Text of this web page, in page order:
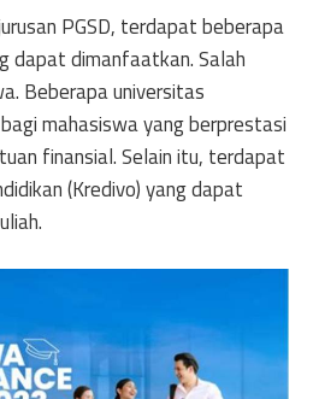
PGSD, terdapat beberapa
dapat dimanfaatkan. Salah
Beberapa universitas
mahasiswa yang berprestasi
finansial. Selain itu, terdapat
(Kredivo) yang dapat